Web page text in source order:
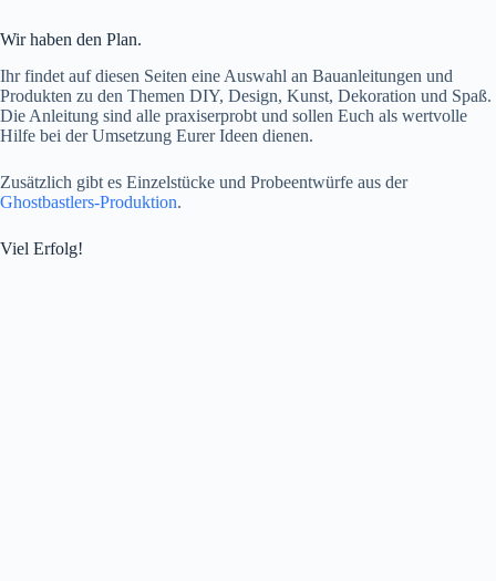
Wir haben den Plan.
Ihr findet auf diesen Seiten eine Auswahl an Bauanleitungen und
Produkten zu den Themen DIY, Design, Kunst, Dekoration und Spaß.
Die Anleitung sind alle praxiserprobt und sollen Euch als wertvolle
Hilfe bei der Umsetzung Eurer Ideen dienen.
Zusätzlich gibt es Einzelstücke und Probeentwürfe aus der
Ghostbastlers-Produktion.
Viel Erfolg!